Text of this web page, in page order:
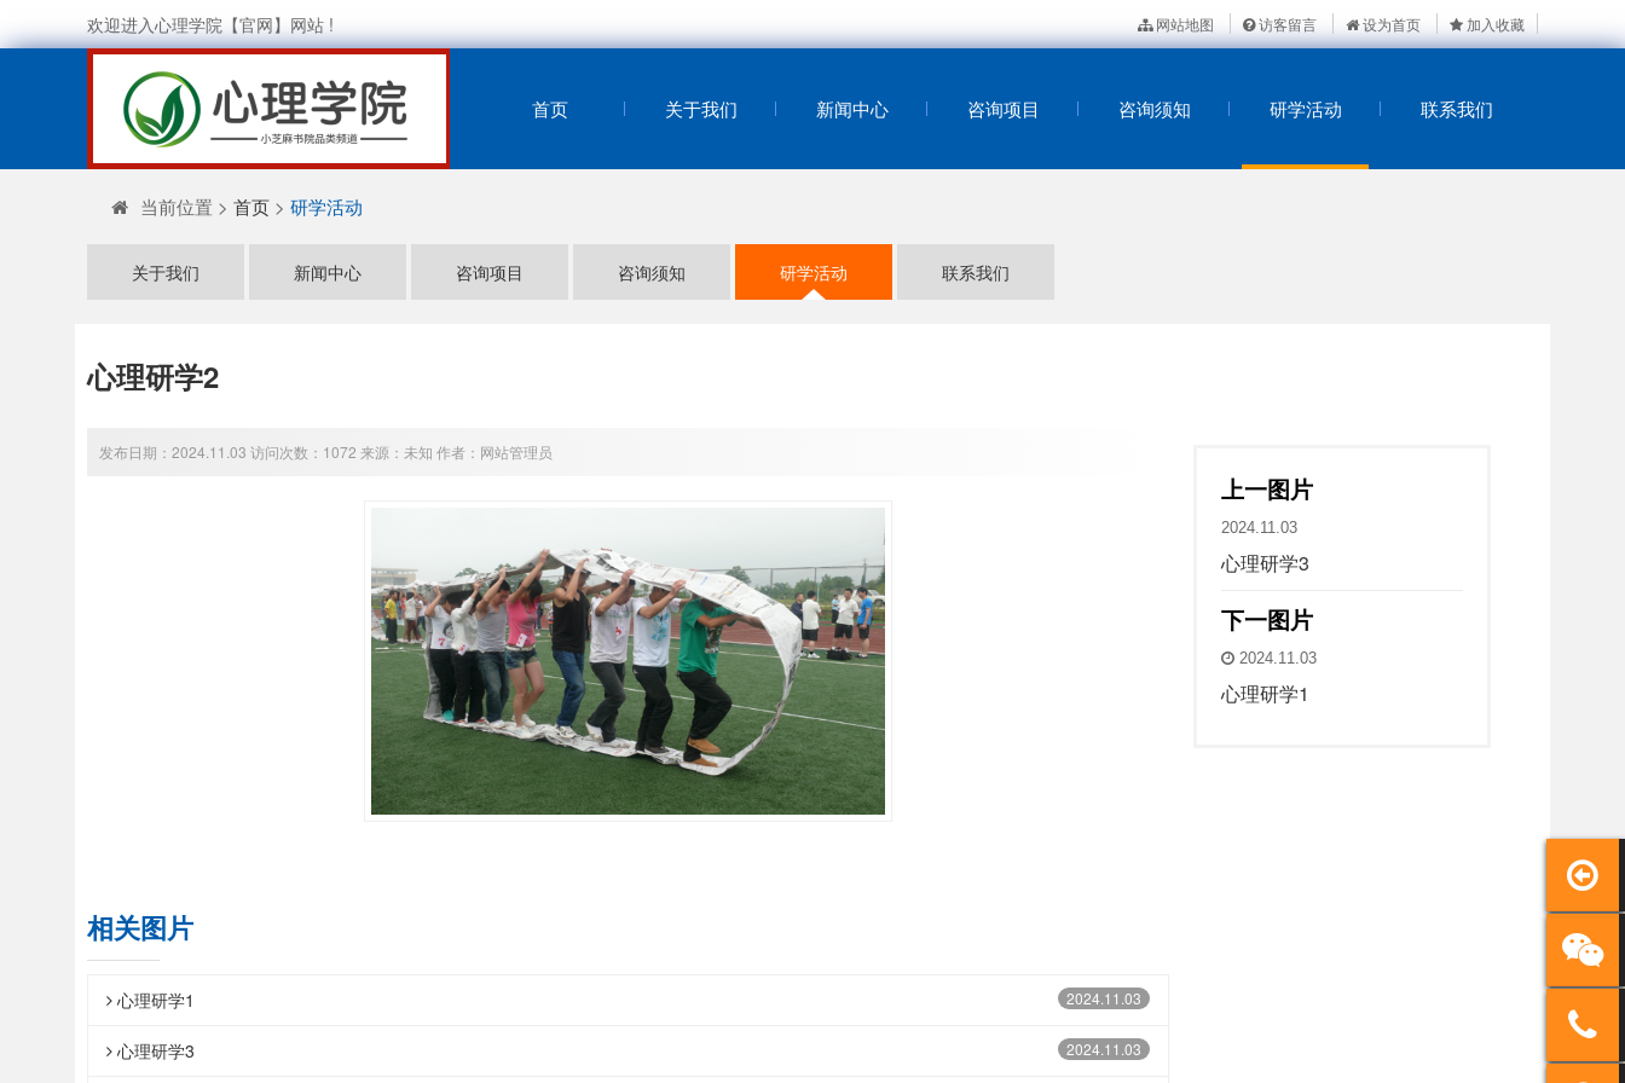
欢迎进入心理学院【官网】网站 ! 网站地图 访客留言 设为首页 加入收藏
首页 关于我们 新闻中心 咨询项目 咨询须知 研学活动 联系我们
当前位置 > 首页 > 研学活动
关于我们 新闻中心 咨询项目 咨询须知 研学活动 联系我们
心理研学2
发布日期：2024.11.03 访问次数：1072 来源：未知 作者：网站管理员
相关图片
2024.11.03
心理研学1
2024.11.03
心理研学3
上一图片
2024.11.03
心理研学3
下一图片
2024.11.03
心理研学1